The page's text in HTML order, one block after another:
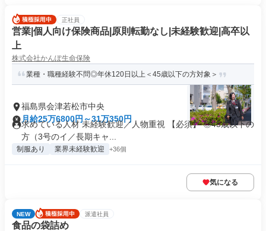
正社員
営業|個人向け保険商品|原則転勤なし|未経験歓迎|高卒以
上
株式会社かんぽ生命保険
業種・職種経験不問◎年休120日以上＜45歳以下の方対象＞
福島県会津若松市中央
月給25万6800円～31万350円
求めている人材 未経験歓迎／人物重視 【必須】 ◎45歳以下の
方（3号のイ／長期キャ...
制服あり 業界未経験歓迎 +36個
気になる
NEW 派遣社員
食品の袋詰め